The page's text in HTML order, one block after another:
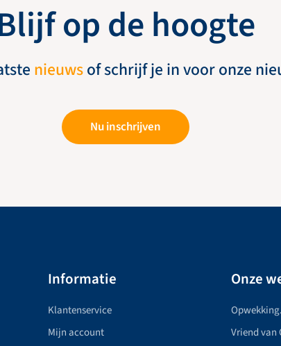
op de hoogte
nieuwsof schrijf je in voor onze
Nu inschrijven
Informatie
Klantenservice
Mijn account
Onze
Vriend van